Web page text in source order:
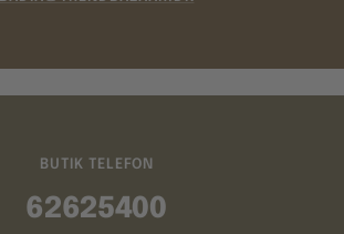
BUTIK TELEFON
62625400